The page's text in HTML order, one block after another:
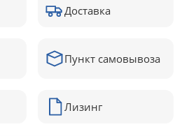
Доставка
Пункт самовывоза
Лизинг